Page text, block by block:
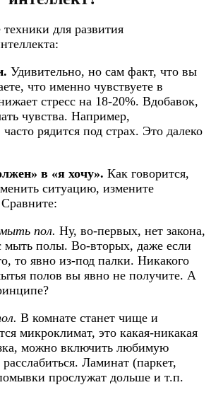
для развития
Удивительно, но сам факт, что вы
что именно чувствуете в
стресс на 18-20%. Вдобавок,
чувства. Например,
рядится под страх. Это далеко
в «я хочу». Как говорится,
ситуацию, измените
пол. Ну, во-первых, нет закона,
мыть полы. Во-вторых, даже если
то явно из-под палки. Никакого
полов вы явно не получите. А
В комнате станет чище и
микроклимат, это какая-никакая
можно включить любимую
Ламинат (паркет,
прослужат дольше и т.п.